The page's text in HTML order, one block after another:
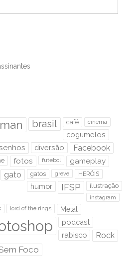
brasil café cinema
cogumelos
diversão Facebook
fotos futebol gameplay
gato gatos greve HERÓIS
humor IFSP ilustração
instagram
lord of the rings Metal
podcast
rabisco
Rock
Foco